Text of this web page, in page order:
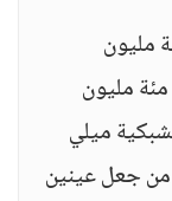
مليون
مليون
ميلي
من جعل عينين